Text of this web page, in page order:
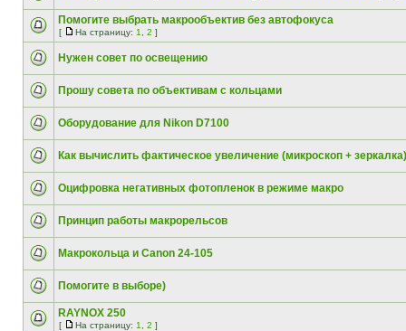
Помогите выбрать макрообъектив без автофокуса
[ На страницу: 1 2 ]
Нужен совет по освещению
Прошу совета по объективам с кольцами
Оборудование для Nikon D7100
Как вычислить фактическое увеличение (микроскоп +
Оцифровка негативных фотопленок в режиме макро
Принцип работы макрорельсов
Макрокольца и Canon 24-105
Помогите в выборе)
RAYNOX 250
[ На страницу: 1 2 ]